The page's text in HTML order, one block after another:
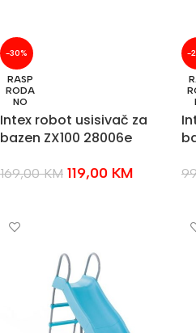
-30%
RASP
RODA
NO
Intex robot usisivač za
bazen ZX100 28006e
169,00KM 119,00 KM
-